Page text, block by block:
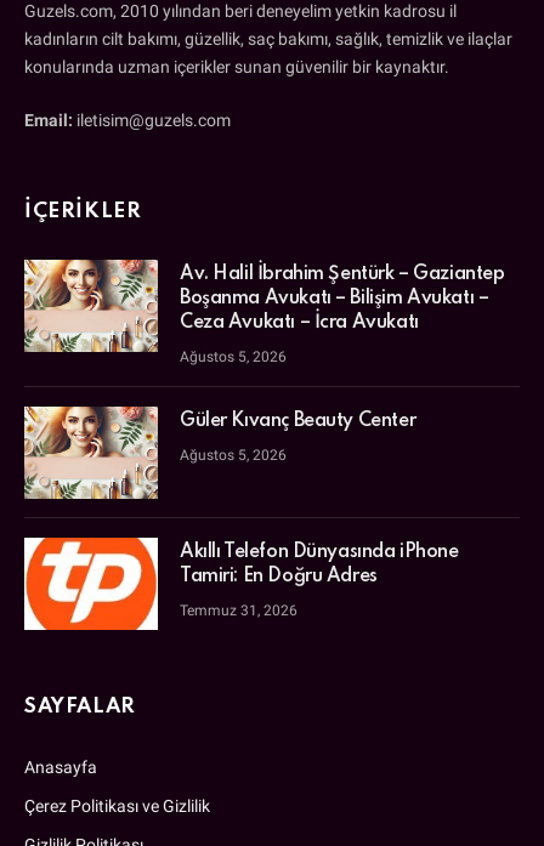
Guzels.com, 2010 yılından beri deneyelim yetkin kadrosu il
kadınların cilt bakımı, güzellik, saç bakımı, sağlık, temizlik ve ilaçlar
konularında uzman içerikler sunan güvenilir bir kaynaktır.
Email: iletisim@guzels.com
İÇERIKLER
Av. Halil İbrahim Şentürk – Gaziantep
Boşanma Avukatı – Bilişim Avukatı –
Ceza Avukatı – İcra Avukatı
Ağustos 5, 2026
Güler Kıvanç Beauty Center
Ağustos 5, 2026
Akıllı Telefon Dünyasında iPhone
Tamiri: En Doğru Adres
Temmuz 31, 2026
SAYFALAR
Anasayfa
Çerez Politikası ve Gizlilik